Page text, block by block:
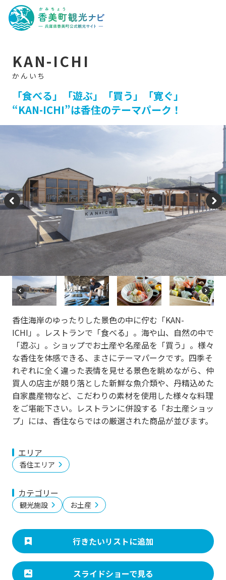
香
美
町
庫
県
香
美
町
公
式
観
光
サ
イ
-
KAN-ICHI
「食べる」「遊ぶ」「買う」「寛ぐ」
“KAN-ICHI”は香住のテーマパーク！
P
vi
u
s
N
e
xt
P
r
e
vi
o
u
s
N
e
香住海岸のゆったりした景色の中に佇む「KAN-
ICHI」。レストランで「食べる」。海や山、自然の中で
「遊ぶ」。ショップでお土産や名産品を「買う」。様々
な香住を体感できる、まさにテーマパークです。四季そ
れぞれに全く違った表情を見せる景色を眺めながら、仲
買人の店主が競り落とした新鮮な魚介類や、丹精込めた
自家農産物など、こだわりの素材を使用した様々な料理
をご堪能下さい。レストランに併設する「お土産ショッ
プ」には、香住ならではの厳選された商品が並びます。
エリア
香住エリア
カテゴリー
観光施設 お土産
行きたいリストに追加
スライドショーで見る